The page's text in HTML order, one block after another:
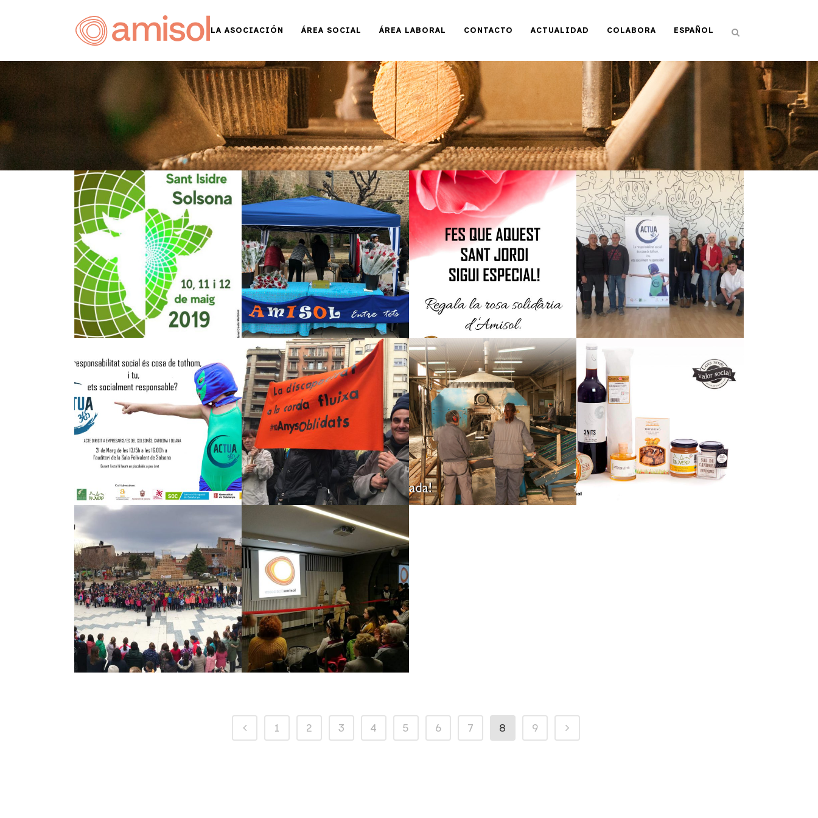
LA ASOCIACIÓN ÁREA SOCIAL ÁREA LABORAL CONTACTO ACTUALIDAD COLABORA ESPAÑOL
67ª FERIA DE SAN
AGRADECIMIENTO
SANT JORDI
ESTE SANT JORDI
REGALA LA ROSA
SOLIDARIA DE
AMISOL
GRAN EXITO EN LA
1a JORNADA DE
RESPONSABILIDAD
SOCIAL
EMPRESARIAL
1a JORNADA DE
RESPONSABILIDAD
EMPRESARIAL
AMISOL PRESENTE
EN LA PROTESTA
MULTITUDINARIA
DEL COLECTIVO DE
PERSONAS CON
DISCAPACIDAD EN
LLEIDA
#10añosolvidados
#10añoscongelado
s
GRACIAS!!
CANTADA DE
VILLANCICOS
AMISOL INAUGURA
LA EXPOSICIÓN
“DULCES
MOMENTOS”
1 2 3 4 5 6 7 8 9